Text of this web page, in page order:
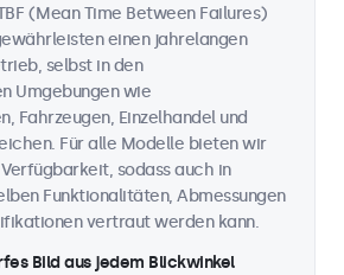
(Mean Time Between Failures)
einen jahrelangen
selbst in den
Umgebungen wie
Fahrzeugen, Einzelhandel und
Für alle Modelle bieten wir
sodass auch in
Funktionalitäten, Abmessungen
vertraut werden kann.
Bild aus jedem Blickwinkel